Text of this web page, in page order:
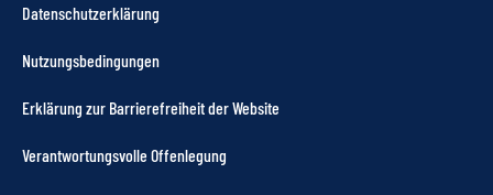
Datenschutzerklärung
Nutzungsbedingungen
Erklärung zur Barrierefreiheit der Website
Verantwortungsvolle Offenlegung